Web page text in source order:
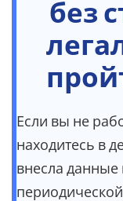
без
Если вы не
находитесь в
внесла данные